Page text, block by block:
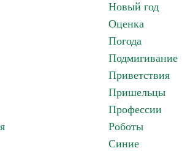
Новый год
Оценка
Погода
Подмигивание
Приветствия
Пришельцы
Профессии
Роботы
Синие